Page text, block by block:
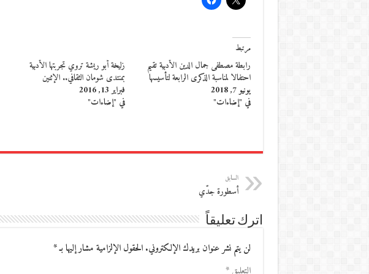
مرتبط
رابطة مصطفى جمال الدين الأدبية تقيم
احتفالا لمناسبة الذكرى الرابعة لتأسيسها
يونيو 7, 2018
في "إضاءات"
زليخة أبو ريشة تروي تجربتها الأدبية
بمنتدى شومان الثقافي.. الإثنين
فبراير 13, 2016
في "إضاءات"
السابق
أسطورة جدّي
اترك تعليقاً
لن يتم نشر عنوان بريدك الإلكتروني. الحقول الإلزامية مشار إليها بـ*